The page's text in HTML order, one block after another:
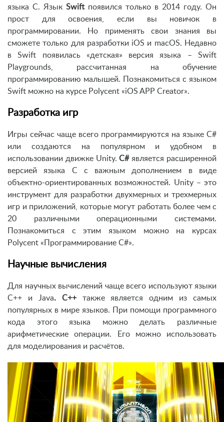
языка C. Язык Swiftпоявился только в 2014 году. Он
прост для освоения, если вы новичок в
программировании. Но применять свои знания вы
сможете только для разработки iOS и macOS. Недавно
в Swift появилась «детская» версия языка – Swift
Playgrounds, рассчитанная на обучение
программированию малышей.
Познакомиться с языком
Swift можно на курсе Polycent «iOS APP Creator».
Разработка игр
Игры сейчас чаще всего программируются на языке C#
или создаются на популярном и удобном в
использовании движке Unity.C#является расширенной
версией языка C с важным дополнением в виде
объектно-ориентированных возможностей. Unity – это
инструмент для разработки двухмерных и трехмерных
игр и приложений, которые могут работать более чем с
20 различными операционными системами.
Познакомиться с этим языком можно на курсах
Polycent «Программирование C#».
Научные вычисления
Для научных вычислений чаще всего используют языки
C++ и Java. C++также является одним из самых
популярных в мире языков. При помощи программного
кода этого языка можно делать различные
арифметические операции. Его можно использовать
для моделирования и расчётов.